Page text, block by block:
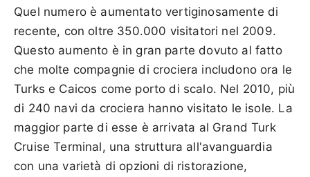
Quel numero è aumentato vertiginosamente di
recente, con oltre 350.000 visitatori nel 2009.
Questo aumento è in gran parte dovuto al fatto
che molte compagnie di crociera includono ora le
Turks e Caicos come porto di scalo. Nel 2010, più
di 240 navi da crociera hanno visitato le isole. La
maggior parte di esse è arrivata al Grand Turk
Cruise Terminal, una struttura all'avanguardia
con una varietà di opzioni di ristorazione,